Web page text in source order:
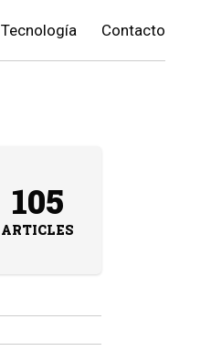
Tecnología Contacto
105
ARTICLES